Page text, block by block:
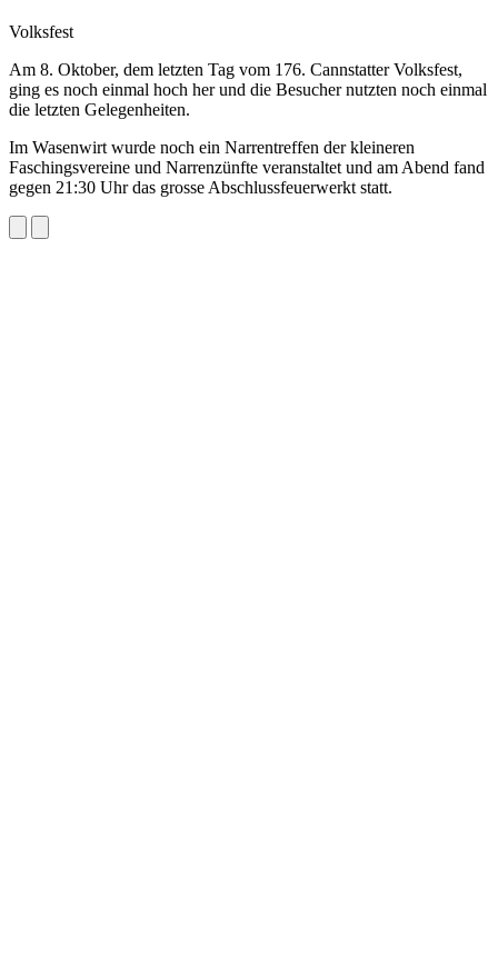
Volksfest
Am 8. Oktober, dem letzten Tag vom 176. Cannstatter Volksfest,
ging es noch einmal hoch her und die Besucher nutzten noch einmal
die letzten Gelegenheiten.
Im Wasenwirt wurde noch ein Narrentreffen der kleineren
Faschingsvereine und Narrenzünfte veranstaltet und am Abend fand
gegen 21:30 Uhr das grosse Abschlussfeuerwerkt statt.